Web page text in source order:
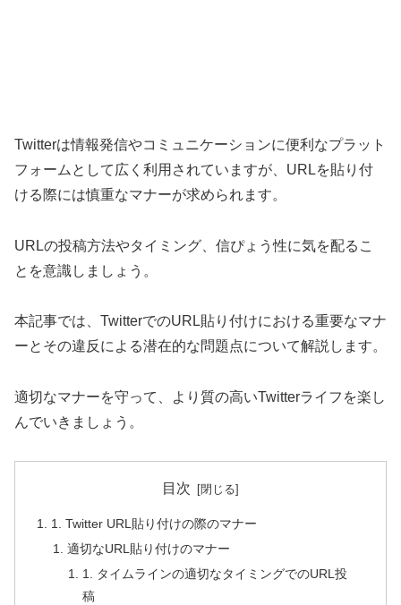
Twitterは情報発信やコミュニケーションに便利なプラット
フォームとして広く利用されていますが、URLを貼り付
ける際には慎重なマナーが求められます。
URLの投稿方法やタイミング、信ぴょう性に気を配るこ
とを意識しましょう。
本記事では、TwitterでのURL貼り付けにおける重要なマナ
ーとその違反による潜在的な問題点について解説します。
適切なマナーを守って、より質の高いTwitterライフを楽し
んでいきましょう。
目次
1. Twitter URL貼り付けの際のマナー
適切なURL貼り付けのマナー
1. タイムラインの適切なタイミングでのURL投
稿